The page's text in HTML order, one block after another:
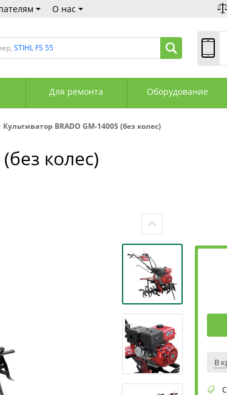
О нас
STIHL FS 55
Сб:
Для ремонта Оборудование
Культиватор BRADO GM-1400S (без колес)
колес)
В